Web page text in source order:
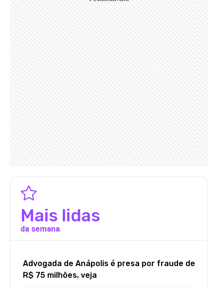
Mais lidas
da semana
Advogada de Anápolis é presa por fraude de
R$ 75 milhões, veja